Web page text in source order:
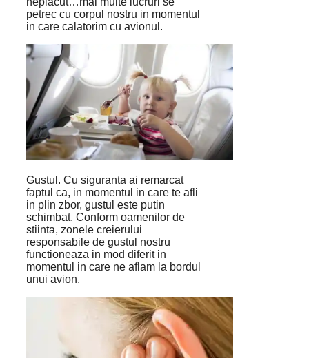
petrec cu corpul nostru in momentul
in care calatorim cu avionul.
Gustul. Cu siguranta ai remarcat
faptul ca, in momentul in care te afli
in plin zbor, gustul este putin
schimbat. Conform oamenilor de
stiinta, zonele creierului
responsabile de gustul nostru
functioneaza in mod diferit in
momentul in care ne aflam la bordul
unui avion.